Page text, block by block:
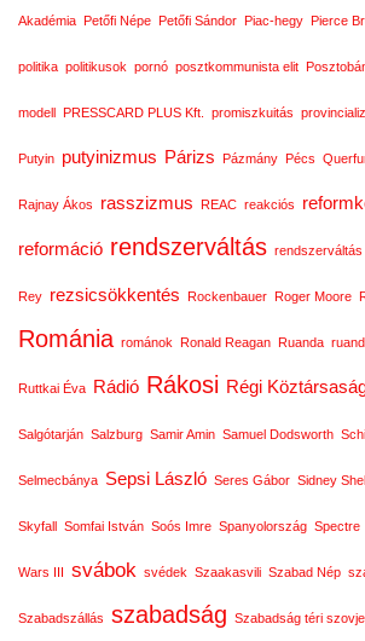
Akadémia Petőfi Népe Petőfi Sándor Piac-hegy Pierce
politika politikusok pornó posztkommunista elit
modell PRESSCARD PLUS Kft. promiszkuitás
Putyin putyinizmus Párizs Pázmány Pécs
Rajnay Ákos rasszizmus REAC reakciós
reformáció rendszerváltás
Rey rezsicsökkentés Rockenbauer Roger Moore
Románia románok Ronald Reagan Ruanda
Ruttkai Éva Rádió Rákosi Régi
Salgótarján Salzburg Samir Amin Samuel Dodsworth
Selmecbánya Sepsi László Seres Gábor Sidney
Skyfall Somfai István Soós Imre Spanyolország Spectre
Wars III svábok svédek Szaakasvili Szabad Nép
Szabadszállás szabadság Szabadság téri